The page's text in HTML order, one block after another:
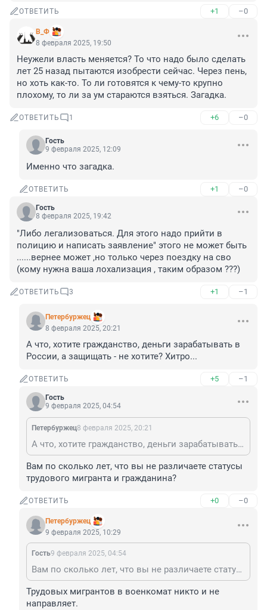
ОТВЕТИТЬ +1 –0
В_Ф
8 февраля 2025, 19:50
Неужели власть меняется? То что надо было сделать
лет 25 назад пытаются изобрести сейчас. Через пень,
но хоть как-то. То ли готовятся к чему-то крупно
плохому, то ли за ум стараются взяться. Загадка.
ОТВЕТИТЬ 1 +6 –0
Гость
9 февраля 2025, 12:09
Именно что загадка.
ОТВЕТИТЬ +1 –0
Гость
8 февраля 2025, 19:42
"Либо легализоваться. Для этого надо прийти в
полицию и написать заявление" этого не может быть
......вернее может ,но только через поездку на сво
(кому нужна ваша лохализация , таким образом ???)
ОТВЕТИТЬ 3 +1 –1
Пeтербуржец
8 февраля 2025, 20:21
А что, хотите гражданство, деньги зарабатывать в
России, а защищать - не хотите? Хитро...
ОТВЕТИТЬ +5 –1
Гость
9 февраля 2025, 04:54
Пeтербуржец8 февраля 2025, 20:21
А что, хотите гражданство, деньги зарабатывать в России, а защищать - не хотите? Хитро...
Вам по сколько лет, что вы не различаете статусы
трудового мигранта и гражданина?
ОТВЕТИТЬ +0 –0
Пeтербуржец
9 февраля 2025, 10:29
Гость9 февраля 2025, 04:54
Вам по сколько лет, что вы не различаете статусы трудового мигранта и гражданина?
Трудовых мигрантов в военкомат никто и не
направляет.